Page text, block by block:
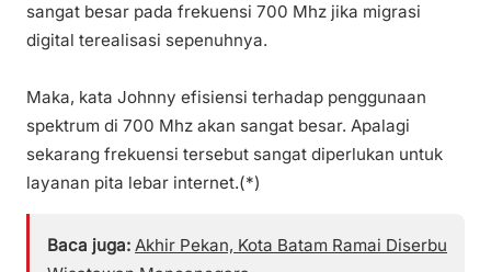
sangat besar pada frekuensi 700 Mhz jika migrasi
digital terealisasi sepenuhnya.
Maka, kata Johnny efisiensi terhadap penggunaan
spektrum di 700 Mhz akan sangat besar. Apalagi
sekarang frekuensi tersebut sangat diperlukan untuk
layanan pita lebar internet.(*)
Baca juga: Akhir Pekan, Kota Batam Ramai Diserbu